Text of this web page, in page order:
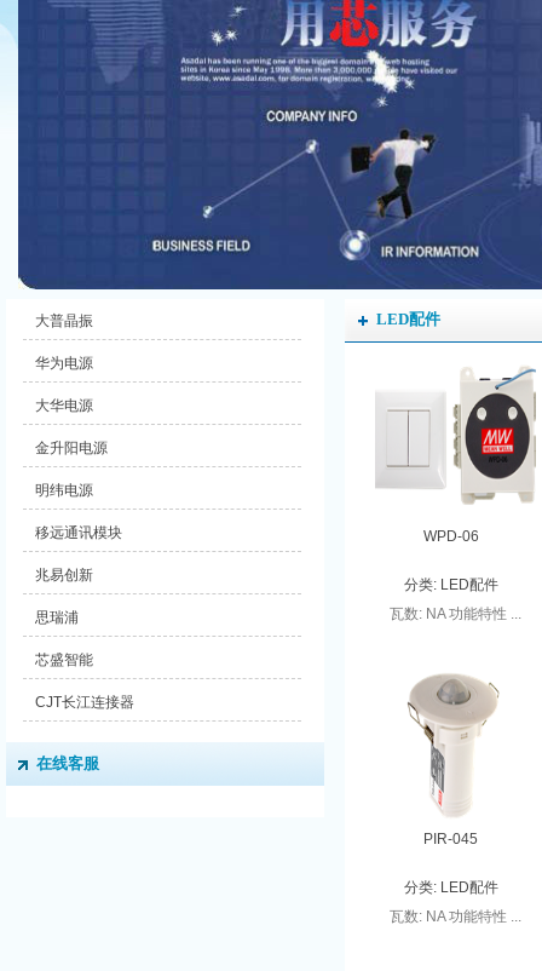
LED配件
WPD-06
分类: LED配件
瓦数: NA 功能特性 ...
PIR-045
分类: LED配件
瓦数: NA 功能特性 ...
大普晶振
华为电源
大华电源
金升阳电源
明纬电源
移远通讯模块
兆易创新
思瑞浦
芯盛智能
CJT长江连接器
在线客服